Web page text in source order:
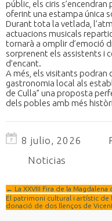
públic, els ciris
oferint una estampa única
Durant tota la vetlada,
actuacions musicals
tornarà a omplir d’emoció
sorprenent els assistents i
d’encant.
A més, els visitants podran
gastronomia local als
de Culla” una proposta
dels pobles amb més
8 julio, 2026
Noticias
←
La XXVIII Fira de la
El patrimoni cultural i artístic de
donació de dos llenços de